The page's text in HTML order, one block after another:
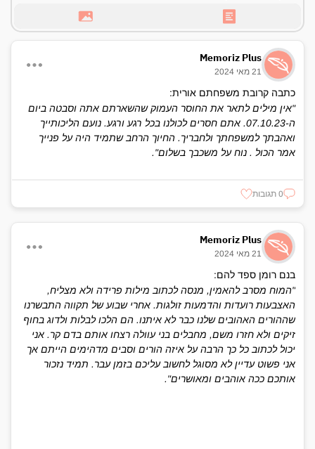
Memoriz Plus
21 מאי 2024
כתבה קרובת משפחתם אורית:
"אין מילים לתאר את החוסר העמוק שהשארתם אתה וסבטה ביום
ה-07.10.23. אתם חסרים לכולנו בכל רגע ורגע. נועם הליכותייך
ואהבתך למשפחתך ולחבריך. החיוך הרחב שתמיד היה על פנייך
אמר הכול . נוח על משכבך בשלום".
0 תגובות
Memoriz Plus
21 מאי 2024
בנם רומן ספד להם:
"המוח מסרב להאמין, מנסה לכתוב מילות פרידה ולא מצליח,
האצבעות רועדות והדמעות זולגות. אחרי שבוע של תקווה התבשרנו
שההורים האהובים שלנו כבר לא איתנו. הם הלכו לבלות ולדוג בחוף
זיקים ולא חזרו משם, מחבלים בני עוולה רצחו אותם בדם קר. אני
יכול לכתוב כל כך הרבה על איזה הורים וסבים מדהימים הייתם אך
אני פשוט עדיין לא מסוגל לחשוב עליכם בזמן עבר. תמיד נזכור
אותכם ככה אוהבים ומאושרים".